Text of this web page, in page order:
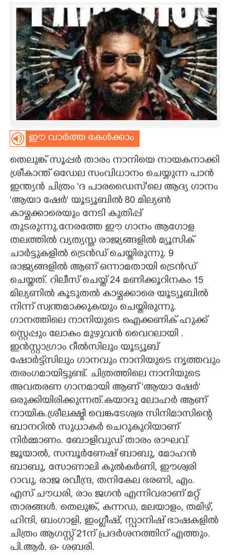
LIFESTYLE
SPIRITUAL
INFO+
ART
ASTRO
CARTOONS
LITERATURE
ZOOM
CONTACT US
ഈ വാർത്ത കേൾക്കാം
തെലുങ്ക് സൂപ്പർ താരം നാനിയെ നായകനാക്കി
ശ്രീകാന്ത് ഒഡേല സംവിധാനം ചെയ്യുന്ന പാൻ
ഇന്ത്യൻ ചിത്രം 'ദ പാരഡൈസ്'ലെ ആദ്യ ഗാനം
"ആയാ ഷേർ" യൂട്യൂബിൽ 80 മില്യൺ
കാഴ്ചക്കാരെയും നേടി കുതിപ്പ്
തുടരുന്നു.നേരത്തേ ഈ ഗാനം ആഗോള
തലത്തിൽ വ്യത്യസ്ത രാജ്യങ്ങളിൽ മ്യൂസിക്
ചാർട്ടുകളിൽ ട്രെൻഡ് ചെയ്തിരുന്നു. 9
രാജ്യങ്ങളിൽ ആണ് ഒന്നാമതായി ട്രെൻഡ്
ചെയ്തത്. റിലീസ് ചെയ്ത് 24 മണിക്കൂറിനകം 15
മില്യണിൽ കൂടുതൽ കാഴ്ചക്കാരെ യൂട്യൂബിൽ
നിന്ന് സ്വന്തമാക്കുകയും ചെയ്തിരുന്നു.
ഗാനത്തിലെ നാനിയുടെ ഐക്കണിക് ഹുക്ക്
സ്റ്റെപ്പും ലോകം മുഴുവൻ വൈറലായി .
ഇൻസ്റ്റാഗ്രാം റീൽസിലും യൂട്യൂബ്
ഷോർട്ട്സിലും ഗാനവും നാനിയുടെ നൃത്തവും
തരംഗമായിട്ടുണ്ട്. ചിത്രത്തിലെ നാനിയുടെ
അവതരണ ഗാനമായി ആണ് "ആയാ ഷേർ"
ഒരുക്കിയിരിക്കുന്നത്.കയാദു ലോഹർ ആണ്
നായിക.ശ്രീലക്ഷ്മി വെങ്കടേശ്വര സിനിമാസിന്റെ
ബാനറിൽ സുധാകർ ചെറുകുറിയാണ്
നിർമ്മാണം. ബോളിവുഡ് താരം രാഘവ്
ജൂയാൽ, സമ്പൂർണേഷ് ബാബു, മോഹൻ
ബാബു, സോണാലി കുൽകർണി, ഈശ്വരി
റാവു, രാജ രവീന്ദ്ര, തനികേല ഭരണി, എം.
എസ് ചൗധരി, രാം ജഗൻ എന്നിവരാണ് മറ്റ്
താരങ്ങൾ. തെലുങ്ക്, കന്നഡ, മലയാളം, തമിഴ്,
ഹിന്ദി, ബംഗാളി, ഇംഗ്ലീഷ്, സ്പാനിഷ് ഭാഷകളിൽ
ചിത്രം ആഗസ്റ്റ് 21ന് പ്രദർശനത്തിന് എത്തും.
പി.ആർ. ഒ- ശബരി.